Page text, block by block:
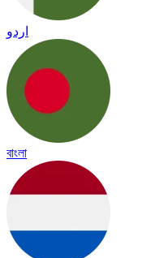
اردو
বাংলা